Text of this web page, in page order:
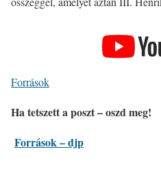
Források
Ha tetszett a poszt – oszd meg!
Források – djp